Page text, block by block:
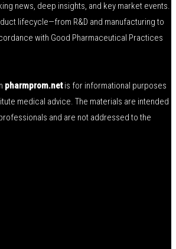
news, deep insights, and key market events.
lifecycle—from R&D and manufacturing to
with Good Pharmaceutical Practices
pharmprom.netis for informational purposes
medical advice. The materials are intended
and are not addressed to the